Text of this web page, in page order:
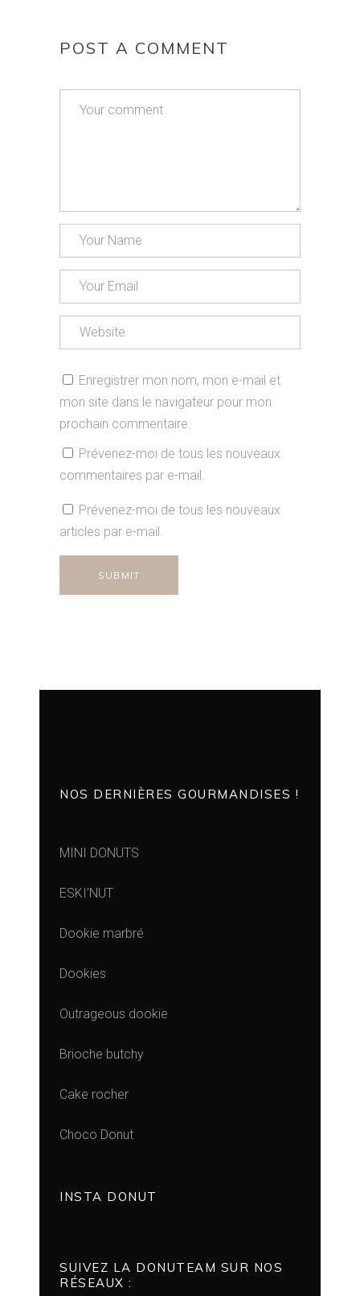
POST A COMMENT
Enregistrer mon nom, mon e-mail et
mon site dans le navigateur pour mon
prochain commentaire.
Prévenez-moi de tous les nouveaux
commentaires par e-mail.
Prévenez-moi de tous les nouveaux
articles par e-mail.
NOS DERNIÈRES GOURMANDISES !
MINI DONUTS
ESKI’NUT
Dookie marbré
Dookies
Outrageous dookie
Brioche butchy
Cake rocher
Choco Donut
INSTA DONUT
SUIVEZ LA DONUTEAM SUR NOS
RÉSEAUX :